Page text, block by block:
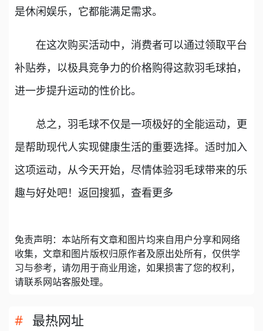
是休闲娱乐，它都能满足需求。
在这次购买活动中，消费者可以通过领取平台
补贴券，以极具竞争力的价格购得这款羽毛球拍，
进一步提升运动的性价比。
总之，羽毛球不仅是一项极好的全能运动，更
是帮助现代人实现健康生活的重要选择。适时加入
这项运动，从今天开始，尽情体验羽毛球带来的乐
趣与好处吧！返回搜狐，查看更多
免责声明：本站所有文章和图片均来自用户分享和网络
收集，文章和图片版权归原作者及原出处所有，仅供学
习与参考，请勿用于商业用途，如果损害了您的权利，
请联系网站客服处理。
最热网址